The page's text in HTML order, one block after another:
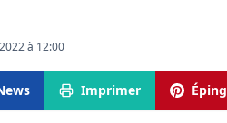
à 12:00
Imprimer